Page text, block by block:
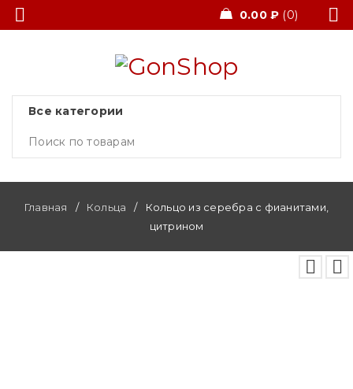
0.00 ₽ 0
Главная / Кольца /
Кольцо из серебра с фианитами,
цитрином